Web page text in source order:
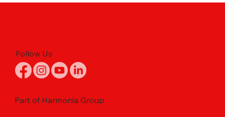
Follow Us
Part of Harmonia Group